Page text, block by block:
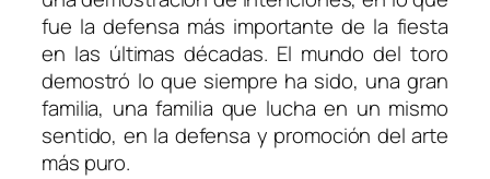
fue la defensa más importante de la fiesta
en las últimas décadas. El mundo del toro
demostró lo que siempre ha sido, una gran
familia, una familia que lucha en un mismo
sentido, en la defensa y promoción del arte
más puro.